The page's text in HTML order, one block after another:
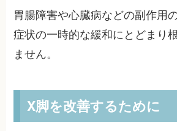
胃腸障害や心臓病などの副作用
症状の一時的な緩和にとどまり
ません。
X脚を改善するために